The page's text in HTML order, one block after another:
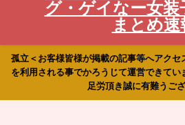
グ・ゲイなー女装
まとめ速
孤立＜お客様皆様が掲載の記事等へアクセ
を利用される事でかろうじて運営できて
足労頂き誠に有難うござ